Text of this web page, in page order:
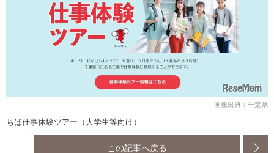
画像出典：千葉県
ちば仕事体験ツアー（大学生等向け）
この記事へ戻る